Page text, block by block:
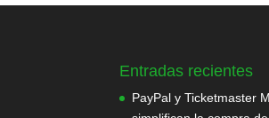
Entradas recientes
PayPal y Ticketmaster